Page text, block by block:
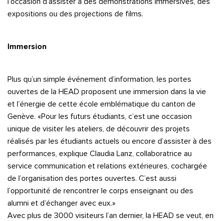
expositions ou des projections de films.
Immersion
Plus qu’un simple événement d’information, les portes
ouvertes de la HEAD proposent une immersion dans la vie
et l’énergie de cette école emblématique du canton de
Genève. «Pour les futurs étudiants, c’est une occasion
unique de visiter les ateliers, de découvrir des projets
réalisés par les étudiants actuels ou encore d’assister à des
performances, explique Claudia Lanz, collaboratrice au
service communication et relations extérieures, cochargée
de l’organisation des portes ouvertes. C’est aussi
l’opportunité de rencontrer le corps enseignant ou des
alumni et d’échanger avec eux.»
Avec plus de 3000 visiteurs l’an dernier, la HEAD se veut, en